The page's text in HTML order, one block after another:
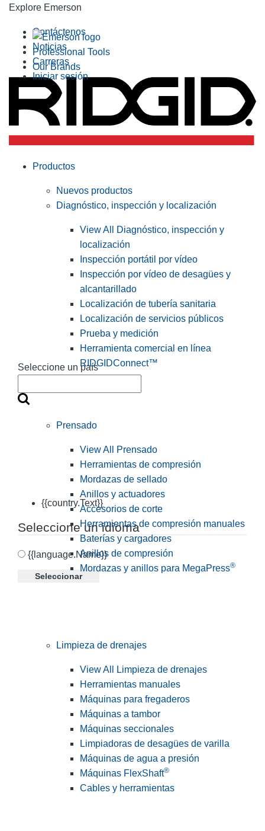
Explore Emerson
Professional Tools
Our Brands
Contáctenos
Noticias
Carreras
Iniciar sesión
Seleccione un país
{{country.Text}}
Seleccione un idioma
{{language.Name}}
Seleccionar
Productos
Nuevos productos
Diagnóstico, inspección y localización
View All Diagnóstico, inspección y
localización
Inspección portátil por vídeo
Inspección por vídeo de desagües y
alcantarillado
Localización de tubería sanitaria
Localización de servicios públicos
Prueba y medición
Herramienta comercial en línea
RIDGIDConnect™
Prensado
View All Prensado
Herramientas de compresión
Mordazas de sellado
Anillos y actuadores
Accesorios de corte
Herramientas de compresión manuales
Baterías y cargadores
Anillos de compresión
Mordazas y anillos para MegaPress®
Limpieza de drenajes
View All Limpieza de drenajes
Herramientas manuales
Máquinas para fregaderos
Máquinas a tambor
Máquinas seccionales
Limpiadoras de desagües de varilla
Máquinas de agua a presión
Máquinas FlexShaft®
Cables y herramientas